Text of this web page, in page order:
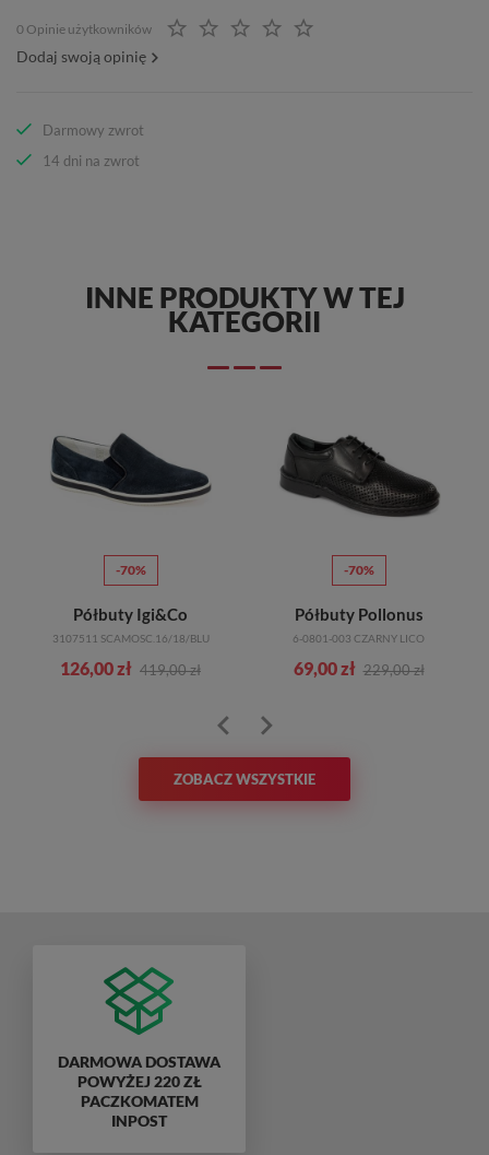
0 Opinie użytkowników
Dodaj swoją opinię
Darmowy zwrot
14 dni na zwrot
INNE PRODUKTY W TEJ
KATEGORII
-70%
Półbuty Igi&Co
3107511 SCAMOSC.16/18/BLU
126,00 zł 419,00 zł
-70%
Półbuty Pollonus
6-0801-003 CZARNY LICO
69,00 zł 229,00 zł
ZOBACZ WSZYSTKIE
DARMOWA DOSTAWA
POWYŻEJ 220 ZŁ
PACZKOMATEM
INPOST